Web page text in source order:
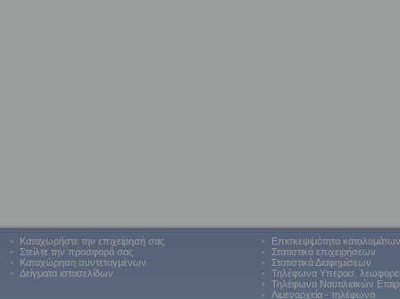
•
Καταχωρήστε την επιχείρησή σας
•
Στείλτε την προσφορά σας
•
Καταχώρηση συντεταγμένων
•
Δείγματα ιστοσελίδων
•
Επισκεψιμότητα καταλυμάτων
•
Στατιστικά επιχειρήσεων
•
Στατιστικά Διαφημίσεων
•
Τηλέφωνα Υπερασ.
•
Τηλέφωνα Ναυτιλιακών
•
Λιμεναρχεία - τηλέφωνα